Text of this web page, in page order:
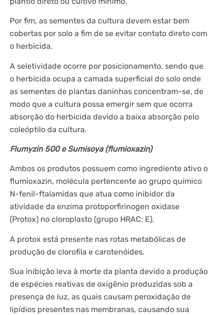
Por fim, as sementes da cultura devem estar bem
cobertas por solo a fim de se evitar contato direto com
o herbicida.
A seletividade ocorre por posicionamento, sendo que
o herbicida ocupa a camada superficial do solo onde
as sementes de plantas daninhas concentram-se, de
modo que a cultura possa emergir sem que ocorra
absorção do herbicida devido a baixa absorção pelo
coleóptilo da cultura.
Flumyzin 500 e Sumisoya (flumioxazin)
Ambos os produtos possuem como ingrediente ativo o
flumioxazin, molécula pertencente ao grupo químico
N-fenil-ftalamidas que atua como inibidor da
atividade da enzima protoporfirinogen oxidase
(Protox) no cloroplasto (grupo HRAC: E).
A protox está presente nas rotas metabólicas de
produção de clorofila e carotenóides.
Sua inibição leva à morte da planta devido a produção
de espécies reativas de oxigênio produzidas sob a
presença de luz, as quais causam peroxidação de
lipídios presentes nas membranas, causando sua